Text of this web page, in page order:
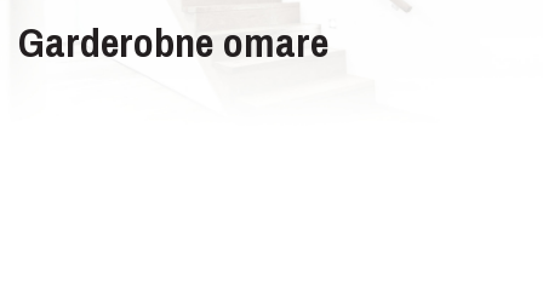
Garderobne omare